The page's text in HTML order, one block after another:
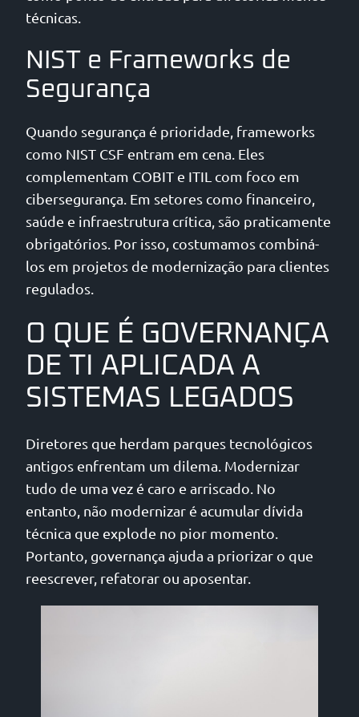
técnicas.
NIST e Frameworks de
Segurança
Quando segurança é prioridade, frameworks
como NIST CSF entram em cena. Eles
complementam COBIT e ITIL com foco em
cibersegurança. Em setores como financeiro,
saúde e infraestrutura crítica, são praticamente
obrigatórios. Por isso, costumamos combiná-
los em projetos de modernização para clientes
regulados.
O QUE É GOVERNANÇA
DE TI APLICADA A
SISTEMAS LEGADOS
Diretores que herdam parques tecnológicos
antigos enfrentam um dilema. Modernizar
tudo de uma vez é caro e arriscado. No
entanto, não modernizar é acumular dívida
técnica que explode no pior momento.
Portanto, governança ajuda a priorizar o que
reescrever, refatorar ou aposentar.